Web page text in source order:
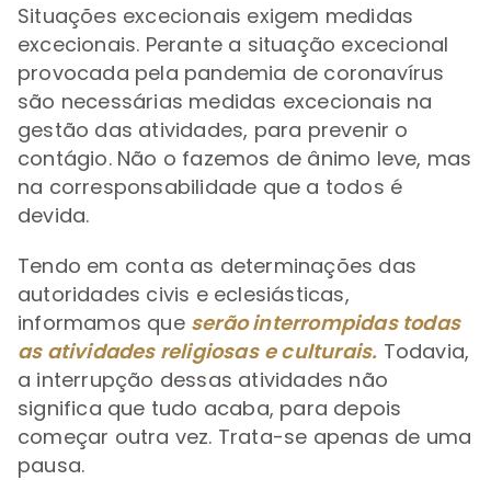
Situações excecionais exigem medidas
excecionais. Perante a situação excecional
provocada pela pandemia de coronavírus
são necessárias medidas excecionais na
gestão das atividades, para prevenir o
contágio. Não o fazemos de ânimo leve, mas
na corresponsabilidade que a todos é
devida.
Tendo em conta as determinações das
autoridades civis e eclesiásticas,
informamos que serão interrompidas todas
as atividades religiosas e culturais. Todavia,
a interrupção dessas atividades não
significa que tudo acaba, para depois
começar outra vez. Trata-se apenas de uma
pausa.